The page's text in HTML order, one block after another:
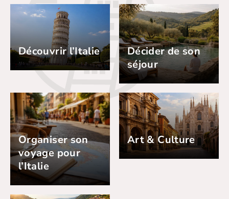
Découvrir l’Italie
Décider de son
séjour
Organiser son
voyage pour
l’Italie
Art & Culture